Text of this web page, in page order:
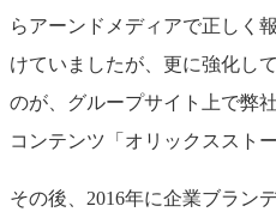
らアーンドメディアで正しく
けていましたが、更に強化し
のが、グループサイト上で弊
コンテンツ「オリックススト
その後、2016年に企業ブラン